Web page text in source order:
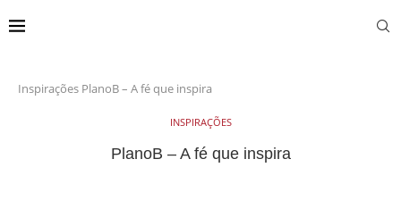
Inspirações PlanoB – A fé que inspira
INSPIRAÇÕES
PlanoB – A fé que inspira